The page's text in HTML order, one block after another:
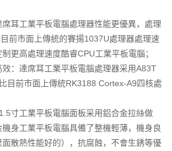
耳工業平板電腦處理器性能更優異，處理
前市面上傳統的賽揚1037U處理器處理速
更高處理速度酷睿CPU工業平板電腦；
：達席耳工業平板電腦處理器采用A83T
目前市面上傳統RK3188 Cortex-A9四核處
寸工業平板電腦面板采用鋁合金拉絲做
身工業平板電腦具備了整機輕薄，機身良
散熱性能好的），抗腐蝕，不會生銹等優